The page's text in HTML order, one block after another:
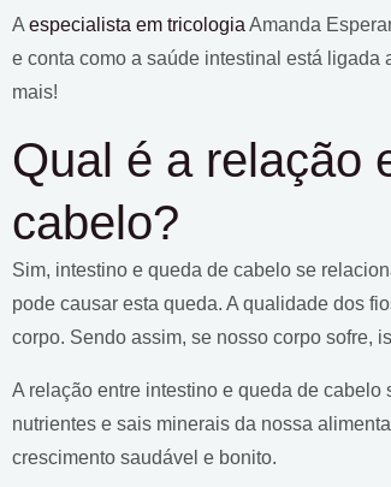
A especialista em tricologia Amanda
e conta como a saúde intestinal está
mais!
Qual é a relação
cabelo?
Sim, intestino e queda de cabelo se
pode causar esta queda. A qualidade dos
corpo. Sendo assim, se nosso corpo sofre,
A relação entre intestino e queda de
nutrientes e sais minerais da nossa
crescimento saudável e bonito.